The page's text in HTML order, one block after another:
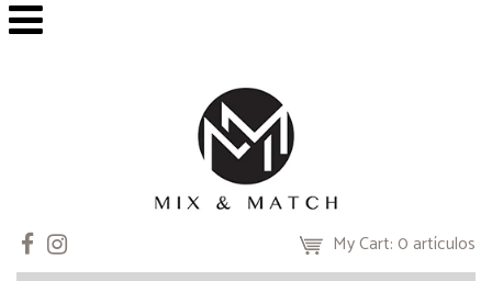
My Cart: 0 artículos